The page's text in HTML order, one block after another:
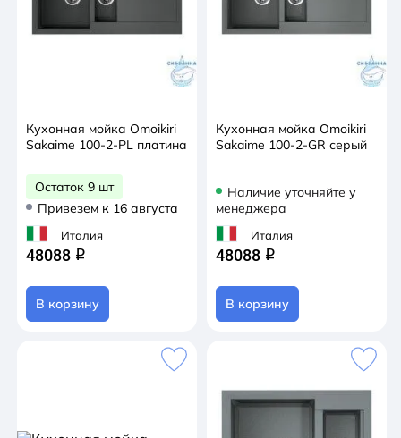
Кухонная мойка Omoikiri
Sakaime 100-2-PL платина
Остаток 9 шт
Привезем к 16 августа
Италия
48088 q
В корзину
Кухонная мойка Omoikiri
Sakaime 100-2-GR серый
Наличие уточняйте у
менеджера
Италия
48088 q
В корзину